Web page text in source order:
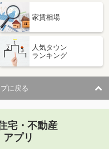
家賃相場
人気タウン
ランキング
に戻る
宅・不動産
アプリ